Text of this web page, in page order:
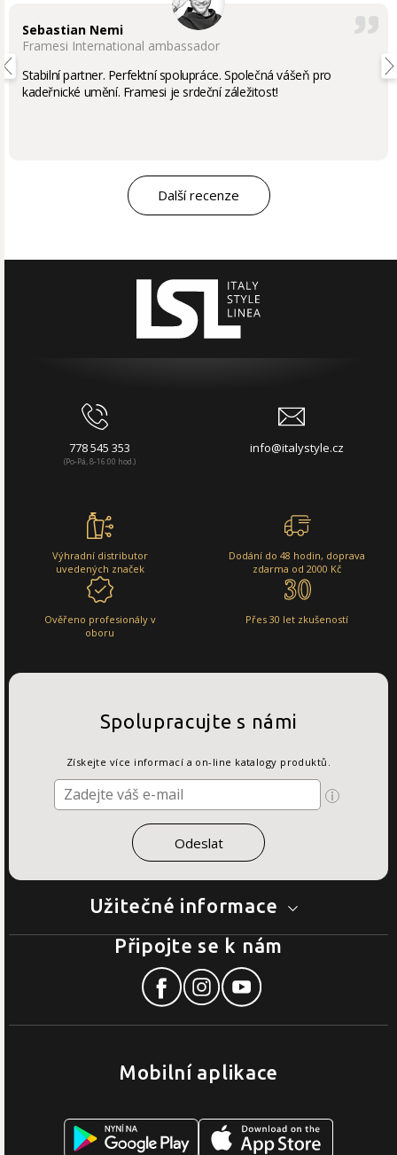
Sebastian Nemi
Framesi International ambassador
Stabilní partner. Perfektní spolupráce. Společná vášeň pro
kadeřnické umění. Framesi je srdeční záležitost!
Další recenze
778 545 353
(Po-Pá, 8-16:00 hod.)
info@italystyle.cz
Výhradní distributor
uvedených značek
Dodání do 48 hodin, doprava
zdarma od 2000 Kč
Ověřeno profesionály v
oboru
Přes 30 let zkušeností
Užitečné informace
Spolupracujte s námi
Získejte více informací a on-line katalogy produktů.
Mobilní aplikace
Připojte se k nám